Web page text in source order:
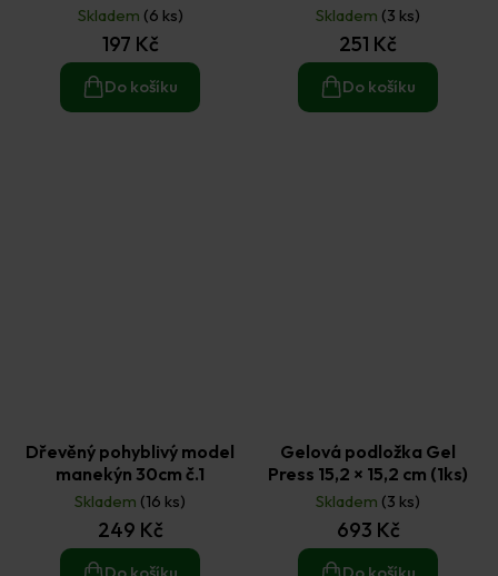
Skladem (6 ks)
197 Kč
Do košíku
Skladem (3 ks)
251 Kč
Do košíku
Dřevěný pohyblivý model
manekýn 30cm č.1
Skladem (16 ks)
249 Kč
Gelová podložka Gel
Press 15,2 × 15,2 cm (1ks)
Skladem (3 ks)
693 Kč